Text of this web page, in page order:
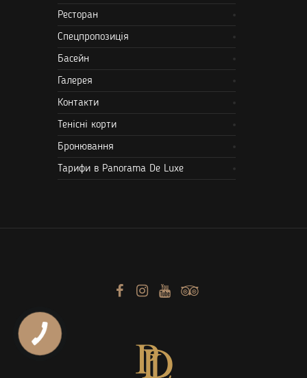
Ресторан
Спецпропозиція
Басейн
Галерея
Контакти
Тенісні корти
Бронювання
Тарифи в Panorama De Luxe